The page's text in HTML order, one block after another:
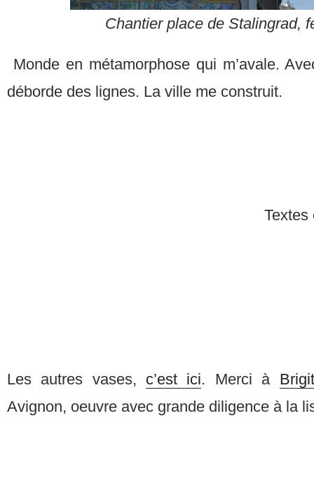
Chantier place de Stalingrad,
Monde en métamorphose qui m’avale.
déborde des lignes. La ville me construit.
Textes
Les autres vases, c’est ici. Merci à
Avignon, oeuvre avec grande diligence à la